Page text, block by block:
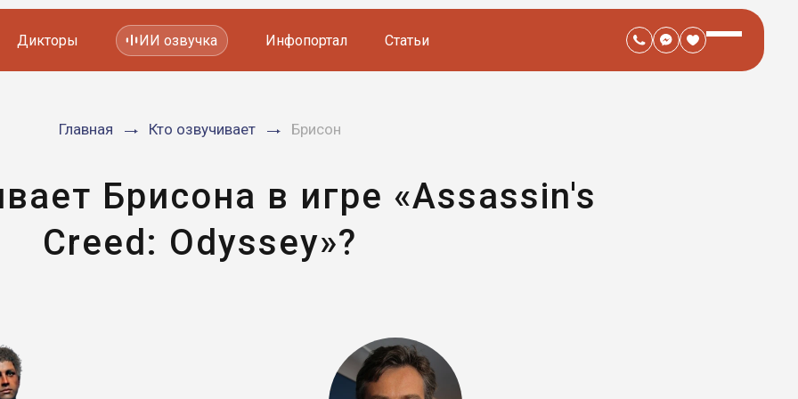
Мультфильмов
Дикторы ИИ озвучка Инфопортал Статьи
Главная Кто озвучивает Брисон
Брисона в игре «Assassin's
Creed: Odyssey»?